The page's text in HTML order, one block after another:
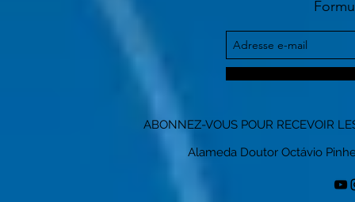
ABONNEZ-VOUS POUR RECEVOIR
Alameda Doutor Octávio